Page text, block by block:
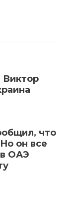
Виктор
что
он все
в ОАЭ